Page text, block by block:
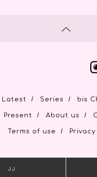
Latest / Series / bis
Present / About us /
Terms of use /
JJ